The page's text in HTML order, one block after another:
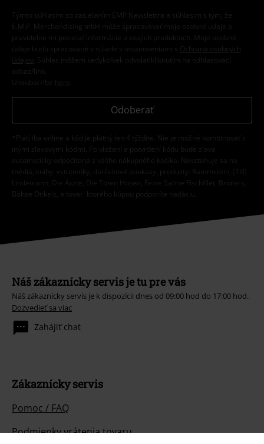
Týmto súhlasím so zasielaním EMP Newslettra a súhlasím s tým, že
E.M.P. Merchandising mbH môže spracovávať moje osobné údaje a
pravidelne mi posielať informácie o svojich produktoch. Moje osobné
údaje budú spracované v súlade s ustanoveniami v
Ochrana osobných
údajov
. Súhlas môžem kedykoľvek odvolať kliknutím na odhlasovací
odkaz/link.
Unsubscribe here
Odoberať
*Platí iba online a kód je platný len 4 týždne. Nie je možné kombinovať s
inými zľavovými kódmi. Po vložení a potvrdení kódu bude zľava
automaticky odpočítaná z vášho nákupného košíka. Nevzťahuje sa na
médiá, knihy, vstupenky, darčekové poukazy, produkty: Rammstein, (Till)
Lindemann, Die Ärzte, Die Toten Hosen, Feine Sahne Fischfilet, Broilers,
Böhse Onkelz, a tovar, ktorého kúpou podporíte nadáciu.
Náš zákaznícky servis je tu pre vás
Náš zákaznícky servis je k dispozícii dnes od 09:00 hod do 17:00 hod.
Dozvedieť sa viac
Zahájiť chat
Zákaznícky servis
Pomoc / FAQ
Podmienky vrátenia tovaru